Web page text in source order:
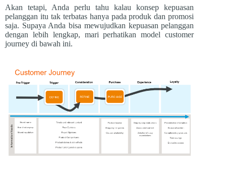
Akan tetapi, Anda perlu tahu kalau konsep kepuasan
pelanggan itu tak terbatas hanya pada produk dan promosi
saja. Supaya Anda bisa mewujudkan kepuasan pelanggan
dengan lebih lengkap, mari perhatikan model customer
journey di bawah ini.